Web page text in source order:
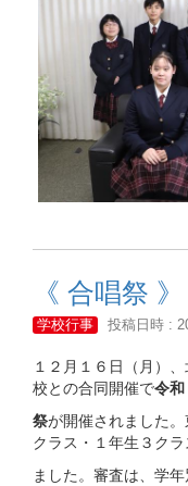
《 合唱祭 》
学校行事 投稿日時 :
１２月１６日（月）
校との合同開催で令和
祭が開催されました
クラス・１年生３クラ
ました。審査は、学